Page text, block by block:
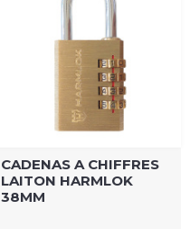
CADENAS A CHIFFRES
LAITON HARMLOK
38MM